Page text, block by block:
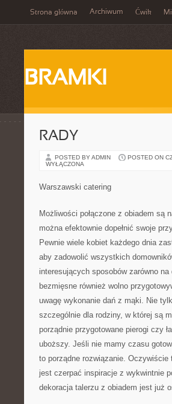
Strona główna Archiwum Ćwik
BRAMKI
RADY
POSTED BY ADMIN POSTED ON
WYŁĄCZONA
Warszawski catering
Możliwości połączone z obiadem są
można efektownie dopełnić swoje
Pewnie wiele kobiet każdego dnia
aby zadowolić wszystkich
interesujących sposobów zarówno
bezmięsne również wolno
uwagę wykonanie dań z mąki. Nie
szczególnie dla rodziny, w której są
porządnie przygotowane pierogi czy
uboższy. Jeśli nie mamy czasu
to porządne rozwiązanie.
jest czerpać inspiracje z wykwintnie
dekoracja talerzu z obiadem jest już